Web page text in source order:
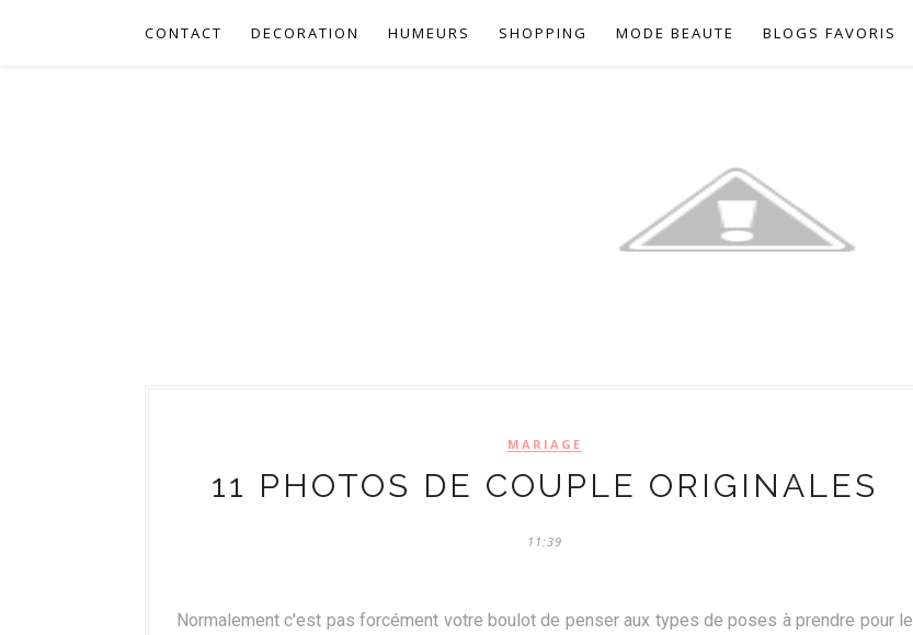
CONTACT DECORATION HUMEURS SHOPPING MODE BEAUTE BLOGS FAVORIS
MARIAGE
11 PHOTOS DE COUPLE ORIGINALES
11:39
Normalement c'est pas forcément votre boulot de penser aux types de poses à prendre pour le